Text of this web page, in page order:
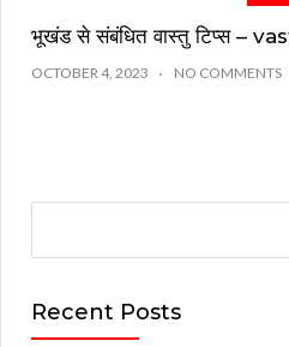
भूखंड से संबंधित वास्तु टिप्स –
OCTOBER 4, 2023 NO COMMENTS
e
r
Recent Posts